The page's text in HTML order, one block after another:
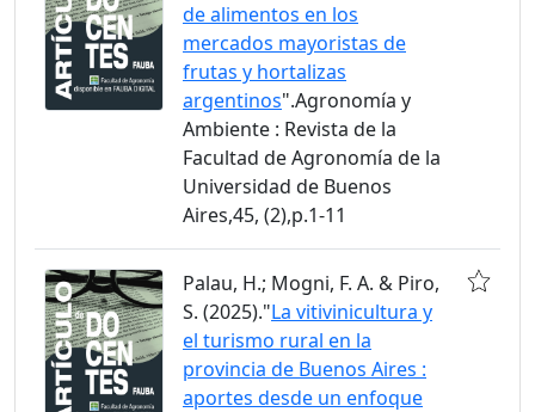
de alimentos en los
mercados mayoristas de
frutas y hortalizas
argentinos".Agronomía y
Ambiente : Revista de la
Facultad de Agronomía de la
Universidad de Buenos
Aires,45, (2),p.1-11
Palau, H.; Mogni, F. A. & Piro,
S. (2025)."La vitivinicultura y
el turismo rural en la
provincia de Buenos Aires :
aportes desde un enfoque